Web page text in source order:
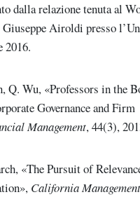
dalla relazione tenuta al
Airoldi presso
2016.
2
Q. Wu, «Professors in the
Governance and Firm
Management, 44(3),
3
«The Pursuit of
California